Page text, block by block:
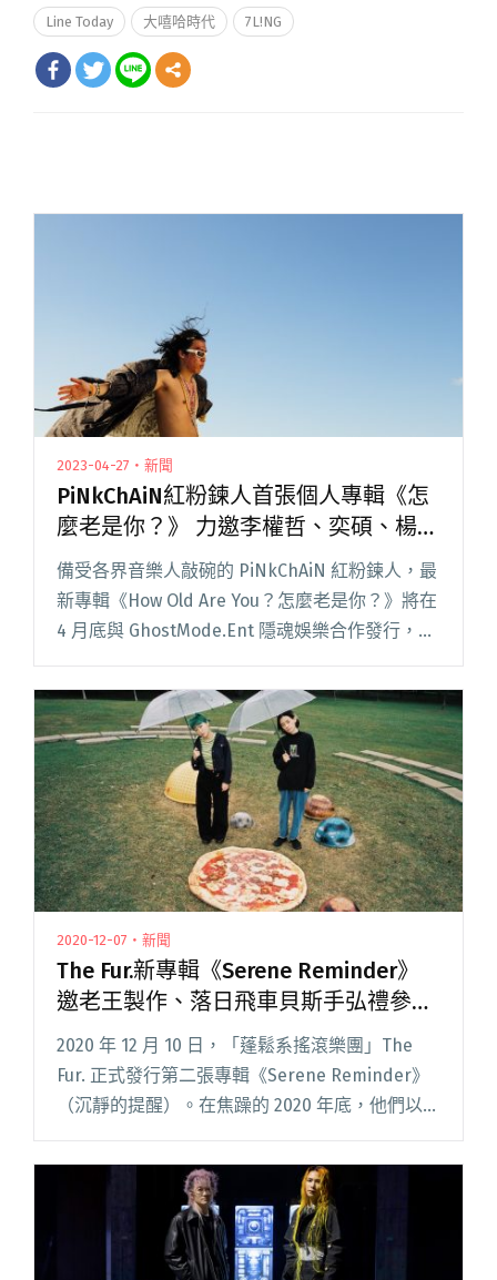
Line Today 大嘻哈時代 7L!NG
2023-04-27・新聞
PiNkChAiN紅粉鍊人首張個人專輯《怎
麼老是你？》 力邀李權哲、奕碩、楊賓
等人跨刀合作
備受各界音樂人敲碗的 PiNkChAiN 紅粉鍊人，最
新專輯《How Old Are You？怎麼老是你？》將在
4 月底與 GhostMode.Ent 隱魂娛樂合作發行，亦
是他創作 8 年以來第一次發專輯。 PiNkChAiN 的
風格一直閱讀全文 "PiNkChAiN紅粉鍊人首張個人
專輯《怎麼老是你？》 力邀李權哲、奕碩、楊賓
等人跨刀合作"
2020-12-07・新聞
The Fur.新專輯《Serene Reminder》
邀老王製作、落日飛車貝斯手弘禮參與
錄音
2020 年 12 月 10 日，「蓬鬆系搖滾樂團」The
Fur. 正式發行第二張專輯《Serene Reminder》
（沉靜的提醒）。在焦躁的 2020 年底，他們以此
回應這段時間充滿挑戰與變動，身心卻異常和平
安穩的一年。專輯前導單曲〈閱讀全文 "The Fur.
新專輯《Serene Reminder》邀老王製作、落日
飛車貝斯手弘禮參與錄音"